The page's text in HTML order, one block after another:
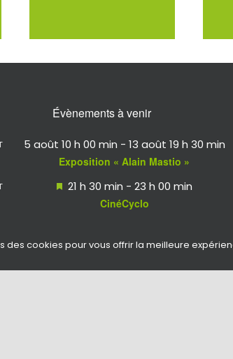
Évènements à venir
5 août 10 h 00 min - 13 août 19 h 30 min
Exposition « Alain Mastio »
Mis
21 h 30 min - 23 h 00 min
CinéCyclo
en
avant
Les rendez-vous Ré’créatifs
Voir le calendrier
des cookies pour vous offrir la meilleure